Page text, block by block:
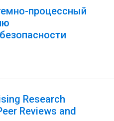
процессный
Research
Reviews and